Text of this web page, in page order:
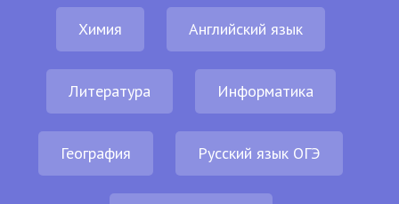
Химия Английский язык
Литература Информатика
География Русский язык ОГЭ